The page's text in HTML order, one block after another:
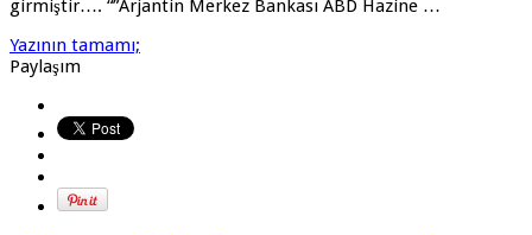
girmiştir…. “”Arjantin Merkez Bankası ABD Hazine …
Yazının tamamı;
Paylaşım